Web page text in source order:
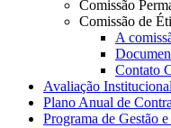
Comissão
Comissão de
A
Contato
Avaliação Institucional
Plano Anual de
Programa de Gestão